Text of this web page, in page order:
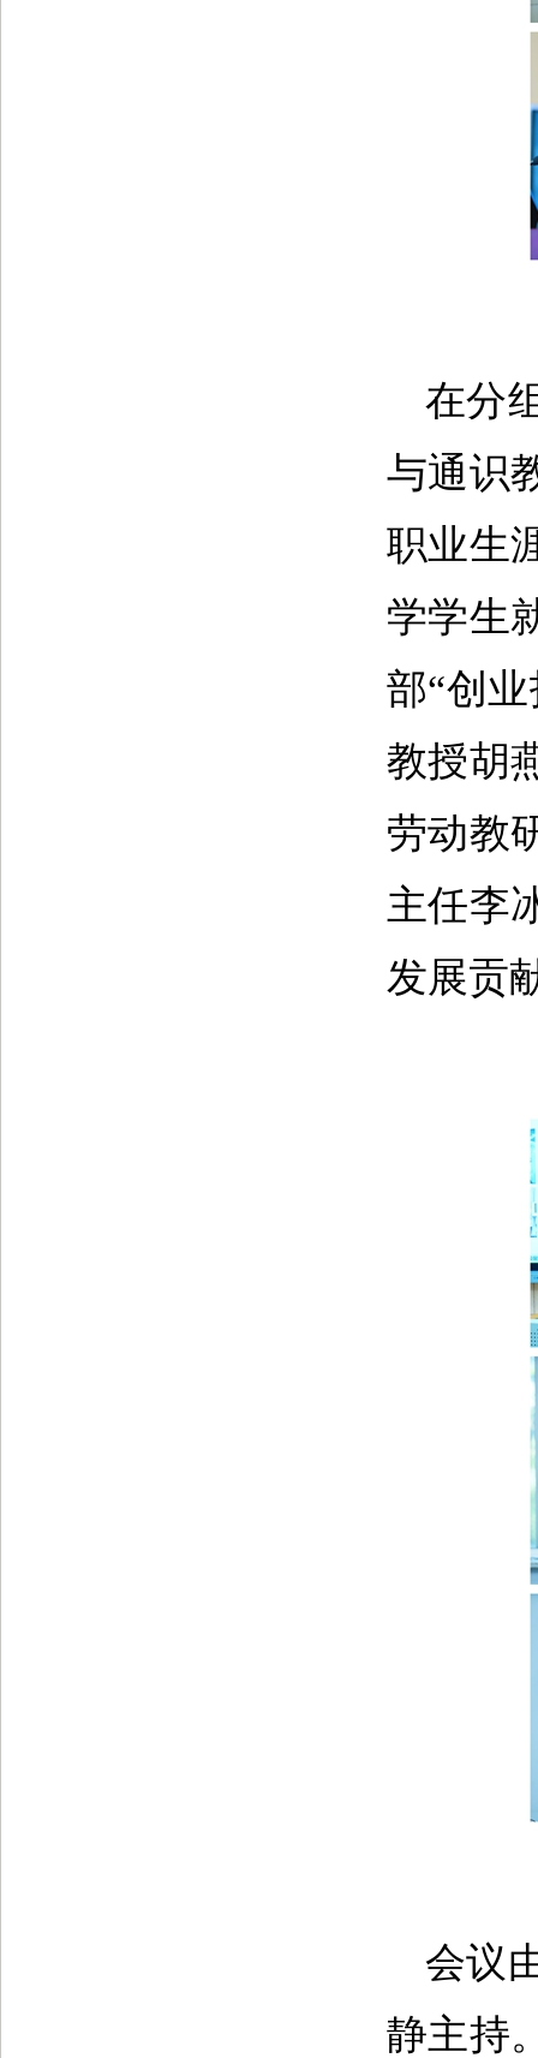
在分
与通识
职业生
学学生
部“创
教授胡
劳动教
主任李
发展贡
会议
静主持